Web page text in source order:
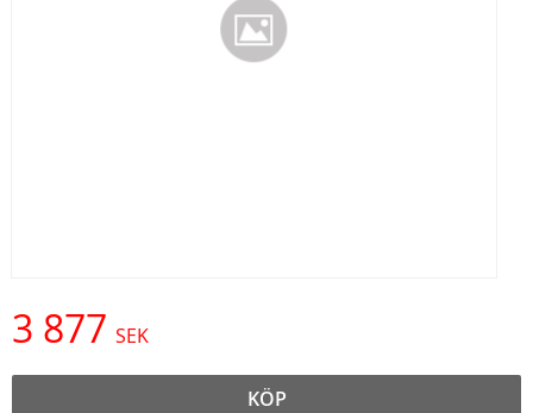
3 877 SEK
KÖP